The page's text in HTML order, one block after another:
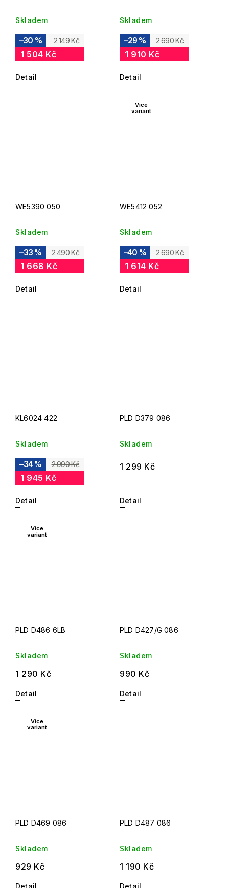
Skladem
2 149 Kč
–30 %
1 504 Kč
Detail
Skladem
2 690 Kč
–29 %
1 910 Kč
Detail
WE5390 050
Skladem
2 490 Kč
–33 %
1 668 Kč
Detail
Více
variant
WE5412 052
Skladem
2 690 Kč
–40 %
1 614 Kč
Detail
KL6024 422
Skladem
2 990 Kč
–34 %
1 945 Kč
Detail
PLD D379 086
Skladem
1 299 Kč
Detail
Více
variant
PLD D486 6LB
Skladem
1 290 Kč
Detail
PLD D427/G 086
Skladem
990 Kč
Detail
Více
variant
PLD D469 086
Skladem
929 Kč
Detail
PLD D487 086
Skladem
1 190 Kč
Detail